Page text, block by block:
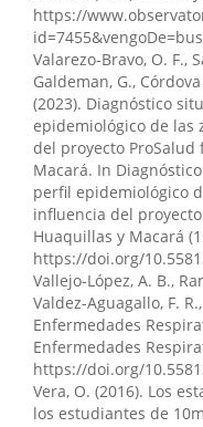
https://
Valarezo-Bravo, O. F.,
Galdeman, G.,
(2023). Diagnóstico
epidemiológico de las
del proyecto
Macará. In
perfil epidemiológico
influencia del
Huaquillas y Macará
https://doi.org/
Vallejo-López, A. B.,
Valdez-Aguagallo, F.
Enfermedades
Enfermedades
https://doi.org/
Vera, O. (2016). Los
los estudiantes de